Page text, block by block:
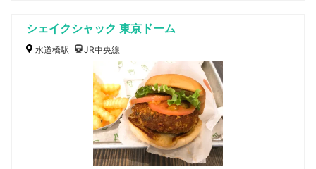
シェイクシャック 東京ドーム
水道橋駅 JR中央線